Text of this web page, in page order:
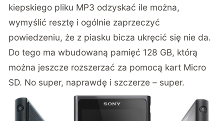
kiepskiego pliku MP3 odzyskać ile można,
wymyślić resztę i ogólnie zaprzeczyć
powiedzeniu, że z piasku bicza ukręcić się nie da.
Do tego ma wbudowaną pamięć 128 GB, którą
można jeszcze rozszerzać za pomocą kart Micro
SD. No super, naprawdę i szczerze – super.